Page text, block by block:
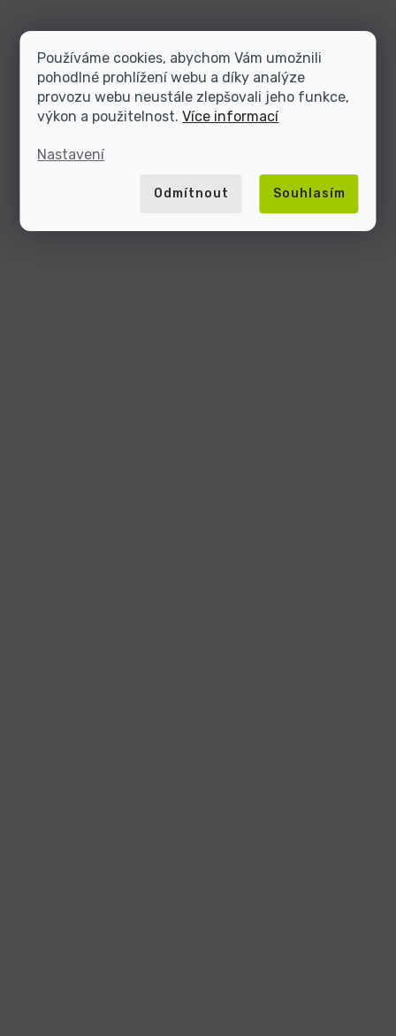
Používáme cookies, abychom Vám umožnili
pohodlné prohlížení webu a díky analýze
provozu webu neustále zlepšovali jeho funkce,
výkon a použitelnost.Více informací
Nastavení
Odmítnout Souhlasím